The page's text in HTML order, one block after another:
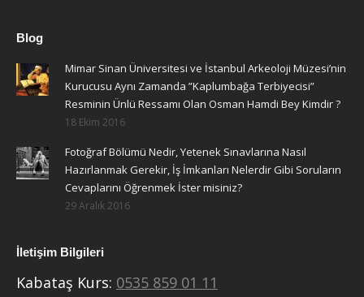
Blog
Mimar Sinan Üniversitesi ve İstanbul Arkeoloji Müzesi’nin
Kurucusu Aynı Zamanda ”Kaplumbağa Terbiyecisi”
Resminin Ünlü Ressamı Olan Osman Hamdi Bey Kimdir ?
18 Ekim 2016
Fotoğraf Bölümü Nedir, Yetenek Sınavlarına Nasıl
Hazırlanmak Gerekir, İş İmkanları Nelerdir Gibi Soruların
Cevaplarını Öğrenmek İster misiniz?
29 Aralık 2016
İletişim Bilgileri
Kabataş Kurs: 0535 859 01 11